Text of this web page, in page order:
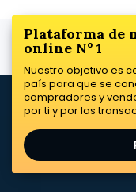
Plataforma de
online Nº 1
Nuestro objetivo es
país para que se
compradores y
por ti y por las